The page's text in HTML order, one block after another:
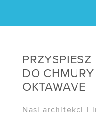
Case study:
Mazovia
BLOG
PRZYSPIESZ
DO
OKTAWAVE
Nasi architekci i